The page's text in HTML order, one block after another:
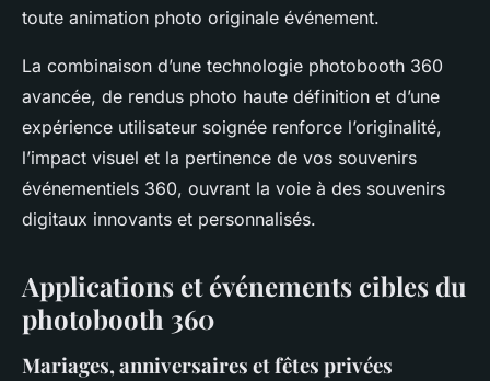
toute animation photo originale événement.
La combinaison d’une technologie photobooth 360
avancée, de rendus photo haute définition et d’une
expérience utilisateur soignée renforce l’originalité,
l’impact visuel et la pertinence de vos souvenirs
événementiels 360, ouvrant la voie à des souvenirs
digitaux innovants et personnalisés.
Applications et événements cibles du
photobooth 360
Mariages, anniversaires et fêtes privées